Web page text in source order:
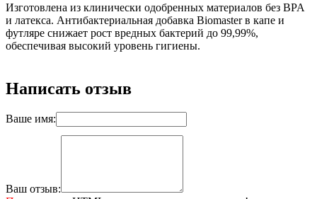
Изготовлена из клинически одобренных материалов без BPA
и латекса. Антибактериальная добавка Biomaster в капе и
футляре снижает рост вредных бактерий до 99,99%,
обеспечивая высокий уровень гигиены.
Написать отзыв
Ваше имя:
Ваш отзыв: